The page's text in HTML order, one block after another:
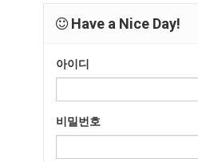
Have a Nice Day!
아이디
비밀번호